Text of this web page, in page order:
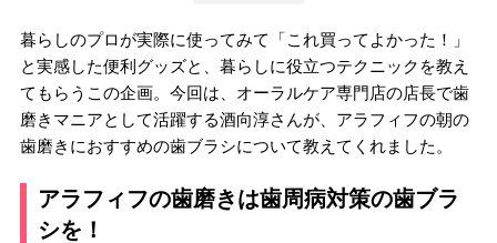
暮らしのプロが実際に使ってみて「これ買ってよかった！」
と実感した便利グッズと、暮らしに役立つテクニックを教え
てもらうこの企画。今回は、オーラルケア専門店の店長で歯
磨きマニアとして活躍する酒向淳さんが、アラフィフの朝の
歯磨きにおすすめの歯ブラシについて教えてくれました。
アラフィフの歯磨きは歯周病対策の歯ブラ
シを！